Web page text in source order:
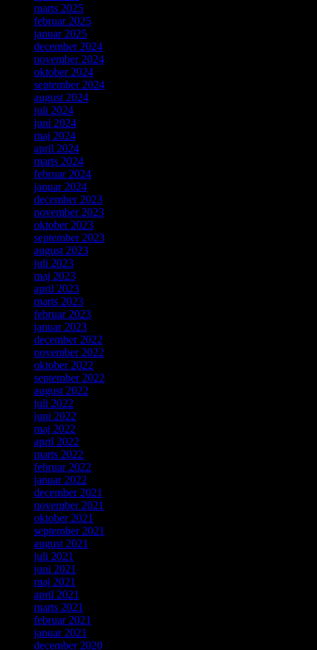
marts 2025
februar 2025
januar 2025
december 2024
november 2024
oktober 2024
september 2024
august 2024
juli 2024
juni 2024
maj 2024
april 2024
marts 2024
februar 2024
januar 2024
december 2023
november 2023
oktober 2023
september 2023
august 2023
juli 2023
maj 2023
april 2023
marts 2023
februar 2023
januar 2023
december 2022
november 2022
oktober 2022
september 2022
august 2022
juli 2022
juni 2022
maj 2022
april 2022
marts 2022
februar 2022
januar 2022
december 2021
november 2021
oktober 2021
september 2021
august 2021
juli 2021
juni 2021
maj 2021
april 2021
marts 2021
februar 2021
januar 2021
december 2020